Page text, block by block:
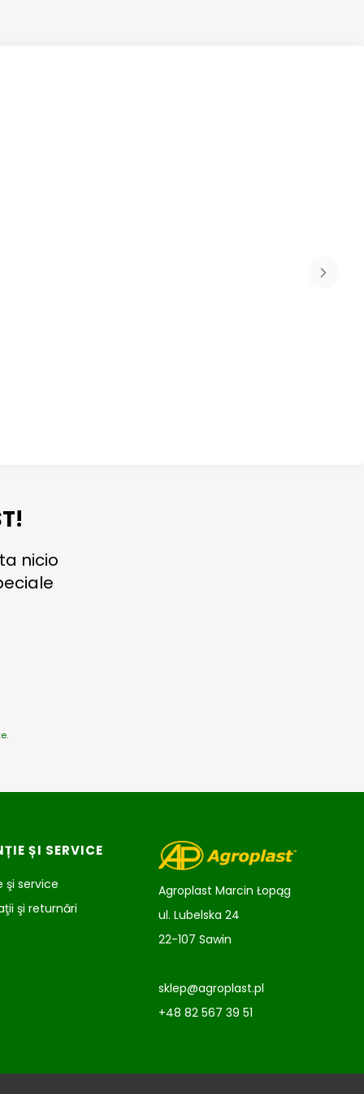
nicio
.
ȘI SERVICE
şi service
şi returnări
Agroplast Marcin Łopąg
ul. Lubelska 24
22-107 Sawin
sklep@agroplast.pl
+48 82 567 39 51